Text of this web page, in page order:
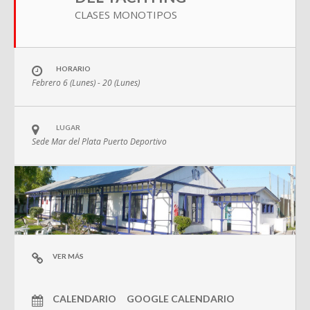
CLASES MONOTIPOS
HORARIO
Febrero 6 (Lunes) - 20 (Lunes)
LUGAR
Sede Mar del Plata Puerto Deportivo
VER MÁS
CALENDARIO GOOGLE CALENDARIO